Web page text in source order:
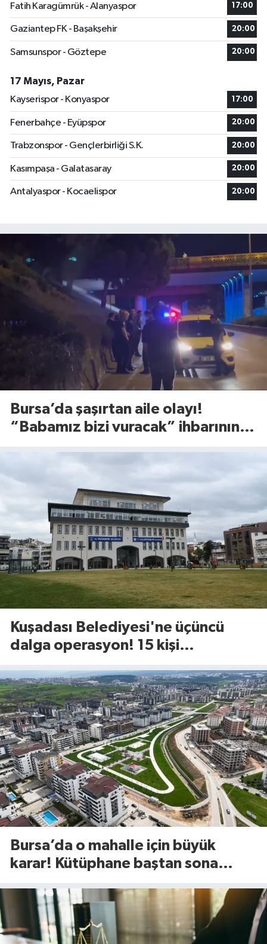
Fatih Karagümrük - Alanyaspor
17:00
Gaziantep FK - Başakşehir 20:00
Samsunspor - Göztepe 20:00
17 Mayıs, Pazar
Kayserispor - Konyaspor
17:00
Fenerbahçe - Eyüpspor 20:00
Trabzonspor - Gençlerbirliği S.K. 20:00
Kasımpaşa - Galatasaray 20:00
Antalyaspor - Kocaelispor 20:00
Bursa’da şaşırtan aile olayı!
“Babamız bizi vuracak” ihbarının
Kuşadası Belediyesi'ne üçüncü
dalga operasyon! 15 kişi
Bursa’da o mahalle için büyük
karar! Kütüphane baştan sona